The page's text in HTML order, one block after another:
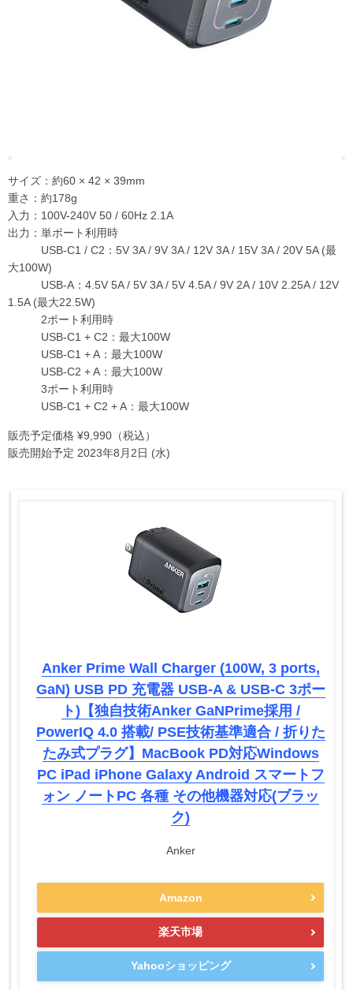
サイズ：約60 × 42 × 39mm
重さ：約178g
入力：100V-240V 50 / 60Hz 2.1A
出力：単ポート利用時
USB-C1 / C2：5V 3A / 9V 3A / 12V 3A / 15V 3A / 20V 5A (最
大100W)
USB-A：4.5V 5A / 5V 3A / 5V 4.5A / 9V 2A / 10V 2.25A / 12V
1.5A (最大22.5W)
2ポート利用時
USB-C1 + C2：最大100W
USB-C1 + A：最大100W
USB-C2 + A：最大100W
3ポート利用時
USB-C1 + C2 + A：最大100W
販売予定価格 ¥9,990（税込）
販売開始予定 2023年8月2日 (水)
Anker Prime Wall Charger (100W, 3 ports,
GaN) USB PD 充電器 USB-A & USB-C 3ポー
ト)【独自技術Anker GaNPrime採用 /
PowerIQ 4.0 搭載/ PSE技術基準適合 / 折りた
たみ式プラグ】MacBook PD対応Windows
PC iPad iPhone Galaxy Android スマートフ
ォン ノートPC 各種 その他機器対応(ブラッ
ク)
Anker
Amazon
楽天市場
Yahooショッピング